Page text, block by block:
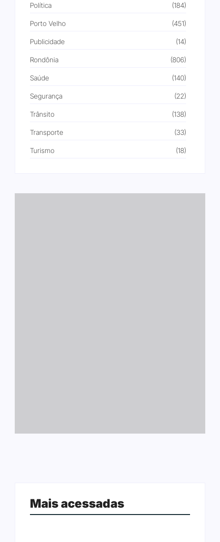
Política (184)
Porto Velho (451)
Publicidade (14)
Rondônia (806)
Saúde (140)
Segurança (22)
Trânsito (138)
Transporte (33)
Turismo (18)
Mais acessadas